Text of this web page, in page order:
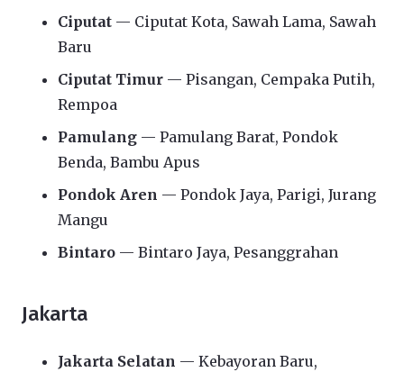
Ciputat — Ciputat Kota, Sawah Lama, Sawah
Baru
Ciputat Timur — Pisangan, Cempaka Putih,
Rempoa
Pamulang — Pamulang Barat, Pondok
Benda, Bambu Apus
Pondok Aren — Pondok Jaya, Parigi, Jurang
Mangu
Bintaro — Bintaro Jaya, Pesanggrahan
Jakarta
Jakarta Selatan — Kebayoran Baru,